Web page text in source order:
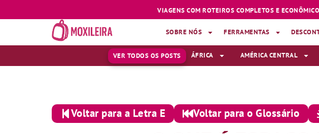
VIAGENS COM ROTEIROS COMPLETOS E
SOBRE NÓS FERRAMENTAS
VER TODOS OS POSTS ÁFRICA AMÉRICA CENTRAL
Voltar para a Letra E Voltar para o Glossário